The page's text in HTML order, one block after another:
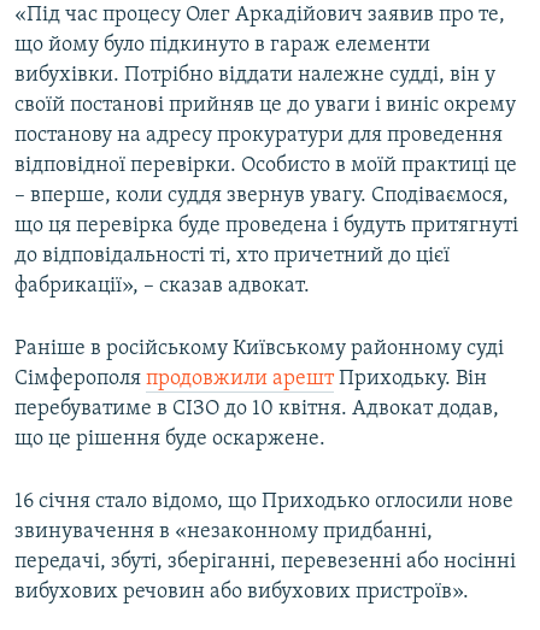
«Під час процесу Олег Аркадійович заявив про те,
що йому було підкинуто в гараж елементи
вибухівки. Потрібно віддати належне судді, він у
своїй постанові прийняв це до уваги і виніс окрему
постанову на адресу прокуратури для проведення
відповідної перевірки. Особисто в моїй практиці це
– вперше, коли суддя звернув увагу. Сподіваємося,
що ця перевірка буде проведена і будуть притягнуті
до відповідальності ті, хто причетний до цієї
фабрикації», – сказав адвокат.
Раніше в російському Київському районному суді
Сімферополя продовжили арештПриходьку. Він
перебуватиме в СІЗО до 10 квітня. Адвокат додав,
що це рішення буде оскаржене.
16 січня стало відомо, що Приходько оглосили нове
звинувачення в «незаконному придбанні,
передачі, збуті, зберіганні, перевезенні або носінні
вибухових речовин або вибухових пристроїв».